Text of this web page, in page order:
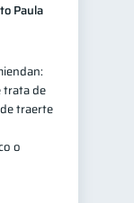
Paula
trata de
traerte
o